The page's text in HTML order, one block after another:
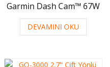
Garmin Dash Cam™ 67W
DEVAMINI OKU